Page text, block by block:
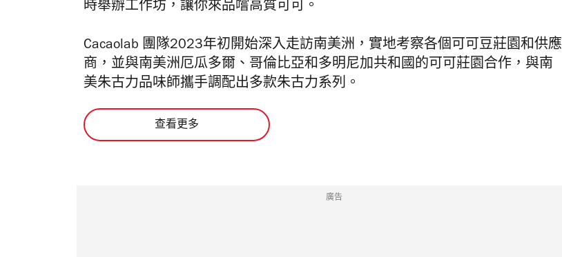
時舉辦工作坊，讓你來品嚐高質可可。
Cacaolab 團隊2023年初開始深入走訪南美洲，實地考察各個可可豆莊園和供應
商，並與南美洲厄瓜多爾、哥倫比亞和多明尼加共和國的可可莊園合作，與南
美朱古力品味師攜手調配出多款朱古力系列。
查看更多
廣告